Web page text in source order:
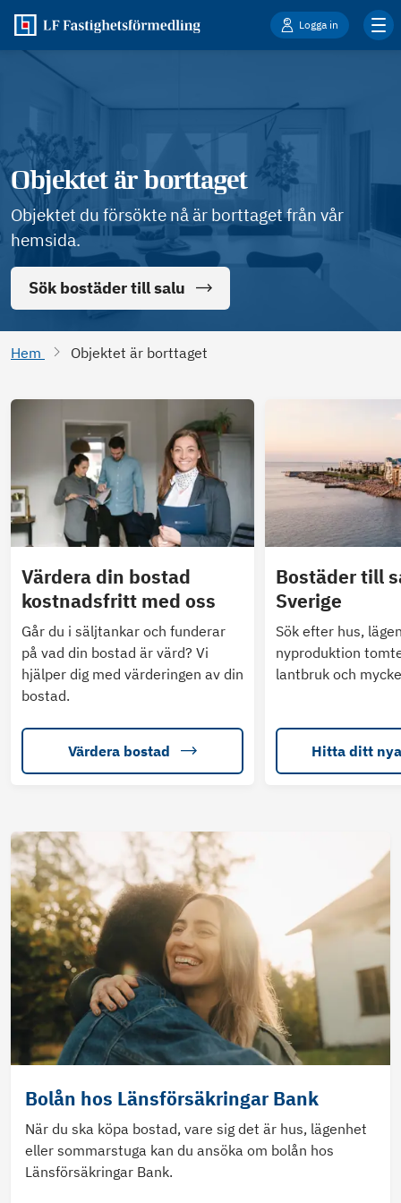
Logga in
Objektet är borttaget
Objektet du försökte nå är borttaget från vår
hemsida.
Sök bostäder till salu
Hem Objektet är borttaget
Värdera din bostad
kostnadsfritt med oss
Går du i säljtankar och funderar
på vad din bostad är värd? Vi
hjälper dig med värderingen av din
bostad.
Värdera bostad
Bostäder till
Sverige
Sök efter hus,
nyproduktion
lantbruk och
Hitta ditt
Bolån hos Länsförsäkringar Bank
När du ska köpa bostad, vare sig det är hus, lägenhet
eller sommarstuga kan du ansöka om bolån hos
Länsförsäkringar Bank.